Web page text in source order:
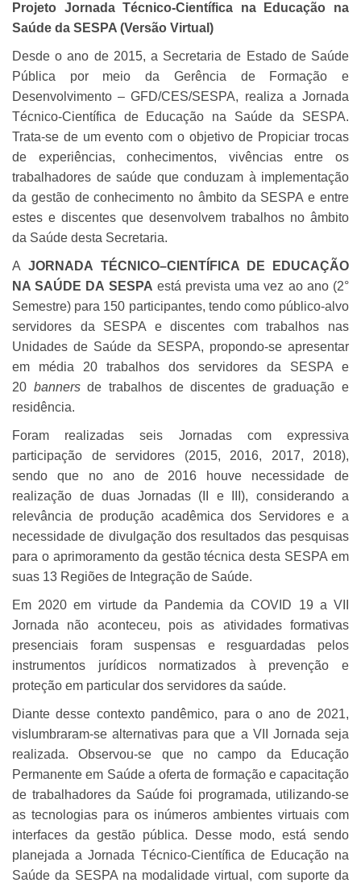
Projeto Jornada Técnico-Científica na Educação na
Saúde da SESPA (Versão Virtual)
Desde o ano de 2015, a Secretaria de Estado de Saúde
Pública por meio da Gerência de Formação e
Desenvolvimento – GFD/CES/SESPA, realiza a Jornada
Técnico-Científica de Educação na Saúde da SESPA.
Trata-se de um evento com o objetivo de Propiciar trocas
de experiências, conhecimentos, vivências entre os
trabalhadores de saúde que conduzam à implementação
da gestão de conhecimento no âmbito da SESPA e entre
estes e discentes que desenvolvem trabalhos no âmbito
da Saúde desta Secretaria.
A JORNADA TÉCNICO–CIENTÍFICA DE EDUCAÇÃO
NA SAÚDE DA SESPA está prevista uma vez ao ano (2°
Semestre) para 150 participantes, tendo como público-alvo
servidores da SESPA e discentes com trabalhos nas
Unidades de Saúde da SESPA, propondo-se apresentar
em média 20 trabalhos dos servidores da SESPA e
20 bannersde trabalhos de discentes de graduação e
residência.
Foram realizadas seis Jornadas com expressiva
participação de servidores (2015, 2016, 2017, 2018),
sendo que no ano de 2016 houve necessidade de
realização de duas Jornadas (II e III), considerando a
relevância de produção acadêmica dos Servidores e a
necessidade de divulgação dos resultados das pesquisas
para o aprimoramento da gestão técnica desta SESPA em
suas 13 Regiões de Integração de Saúde.
Em 2020 em virtude da Pandemia da COVID 19 a VII
Jornada não aconteceu, pois as atividades formativas
presenciais foram suspensas e resguardadas pelos
instrumentos jurídicos normatizados à prevenção e
proteção em particular dos servidores da saúde.
Diante desse contexto pandêmico, para o ano de 2021,
vislumbraram-se alternativas para que a VII Jornada seja
realizada. Observou-se que no campo da Educação
Permanente em Saúde a oferta de formação e capacitação
de trabalhadores da Saúde foi programada, utilizando-se
as tecnologias para os inúmeros ambientes virtuais com
interfaces da gestão pública. Desse modo, está sendo
planejada a Jornada Técnico-Científica de Educação na
Saúde da SESPA na modalidade virtual, com suporte da